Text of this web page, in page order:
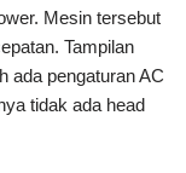
Mesin tersebut
Tampilan
ada pengaturan AC
tidak ada head